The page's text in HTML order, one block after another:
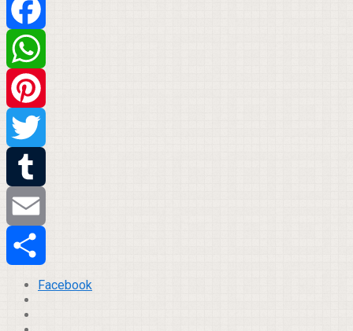
Facebook
WhatsApp
Pinterest
Twitter
Tumblr
Email
Compartilhar
Facebook